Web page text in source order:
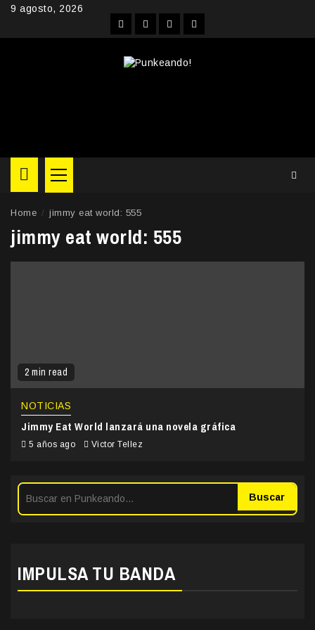
Skip9 agosto, 2026
FacebookInstagram
YouTubeTwitter
Primary
Menu
Home jimmy eat world: 555
jimmy eat world: 555
2 min read
NOTICIAS
Jimmy Eat World lanzará una novela gráfica
5 años ago Victor Tellez
Buscar
IMPULSA TU BANDA